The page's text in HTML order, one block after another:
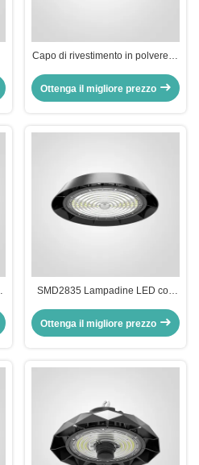
Capo di rivestimento in polvere di
LED High Bay Light con
protocollo di controllo 1-10V
Ottenga il migliore prezzo
SMD2835 Lampadine LED con
Ottenga il migliore prezzo